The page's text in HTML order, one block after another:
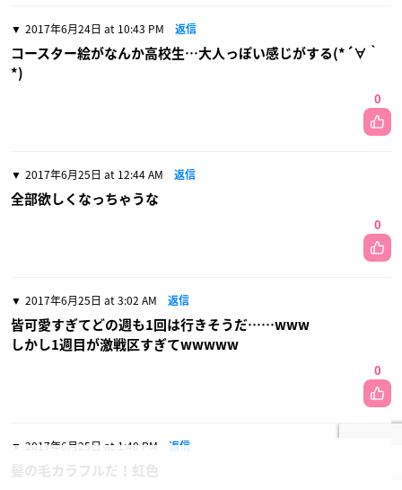
2017年6月24日 at 10:43 PM 返信
コースター絵がなんか高校生…大人っぽい感じがする(*´∀｀
*)
0
2017年6月25日 at 12:44 AM 返信
全部欲しくなっちゃうな
0
2017年6月25日 at 3:02 AM 返信
皆可愛すぎてどの週も1回は行きそうだ……www
しかし1週目が激戦区すぎてwwwww
0
2017年6月25日 at 1:40 PM 返信
髪の毛カラフルだ！虹色